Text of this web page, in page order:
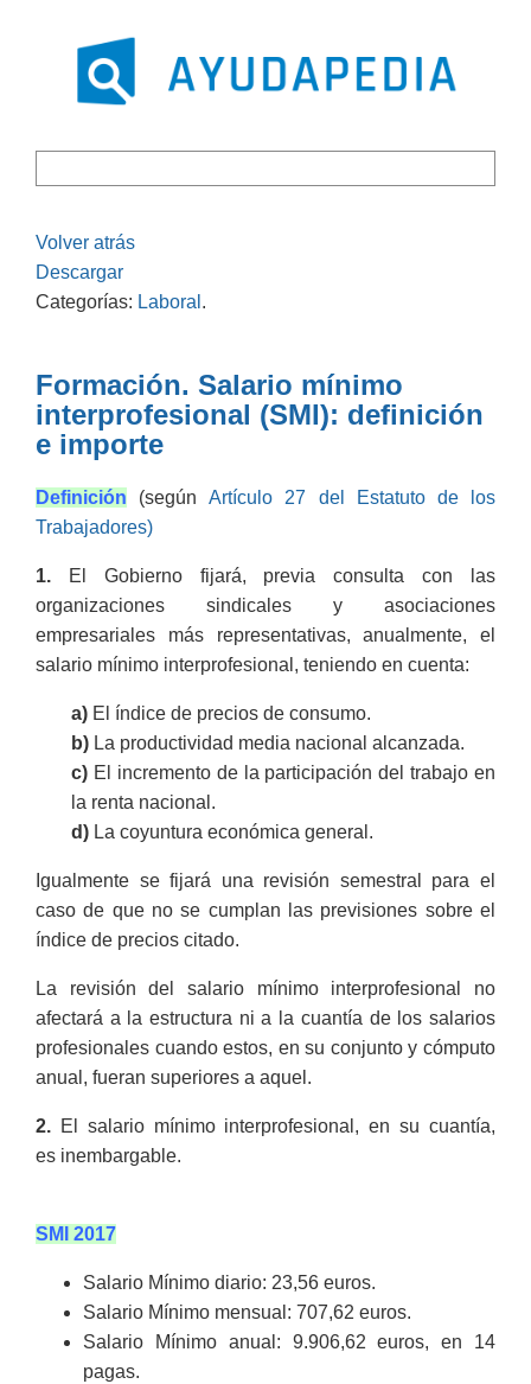
Volver atrás
Descargar
Categorías: Laboral .
Formación. Salario mínimo
interprofesional (SMI): definición
e importe
Definición (segúnArtículo 27 del Estatuto de los
Trabajadores)
1.
El Gobierno fijará, previa consulta con las
organizaciones sindicales y asociaciones
empresariales más representativas, anualmente, el
salario mínimo interprofesional, teniendo en cuenta:
a) El índice de precios de consumo.
b) La productividad media nacional alcanzada.
c) El incremento de la participación del trabajo en
la renta nacional.
d) La coyuntura económica general.
Igualmente se fijará una revisión semestral para el
caso de que no se cumplan las previsiones sobre el
índice de precios citado.
La revisión del salario mínimo interprofesional no
afectará a la estructura ni a la cuantía de los salarios
profesionales cuando estos, en su conjunto y cómputo
anual, fueran superiores a aquel.
2. El salario mínimo interprofesional, en su cuantía,
es inembargable.
SMI 2017
Salario Mínimo diario: 23,56 euros.
Salario Mínimo mensual: 707,62 euros.
Salario Mínimo anual: 9.906,62 euros, en 14
pagas.